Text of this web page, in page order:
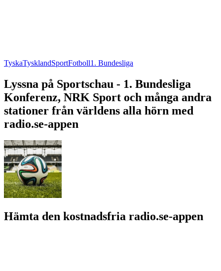
TyskaTysklandSportFotboll1. Bundesliga
Lyssna på Sportschau - 1. Bundesliga
Konferenz, NRK Sport och många andra
stationer från världens alla hörn med
radio.se-appen
Hämta den kostnadsfria radio.se-appen